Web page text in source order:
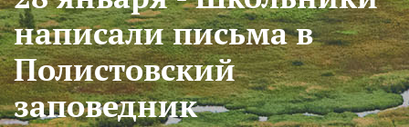
написали письма в
Полистовский
заповедник